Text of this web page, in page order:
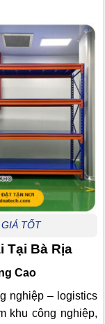
TỐT
Tại Bà Rịa
Cao
nghiệp – logistics
khu công nghiệp,